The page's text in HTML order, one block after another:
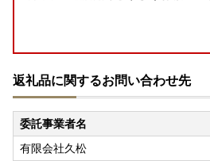
誠に勝手ながら、以下の期間、お
品の発送手配を休止いたします。
ご不便をおかけしますが、何卒ご了
返礼品に関するお問い合わせ先
委託事業者名
有限会社久松